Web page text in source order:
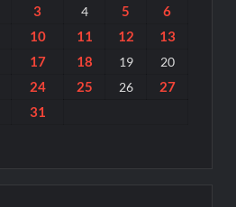
3 4 5 6
10 11 12
13
17 18 19 20
24 25 26
27
31